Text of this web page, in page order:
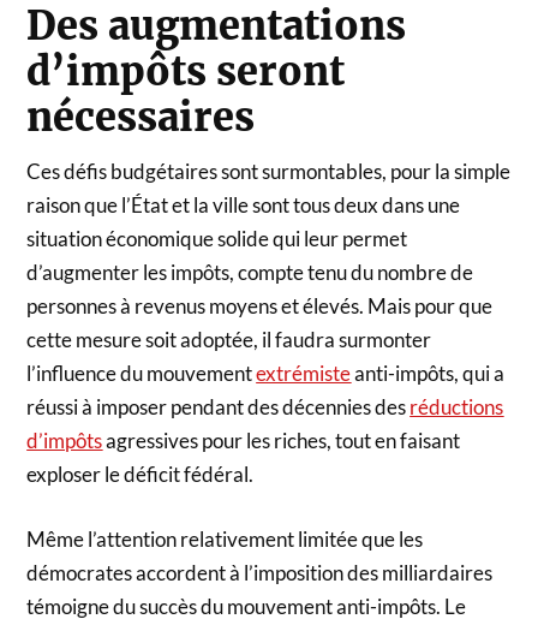
Des augmentations
d’impôts seront
nécessaires
Ces défis budgétaires sont surmontables, pour la simple
raison que l’État et la ville sont tous deux dans une
situation économique solide qui leur permet
d’augmenter les impôts, compte tenu du nombre de
personnes à revenus moyens et élevés. Mais pour que
cette mesure soit adoptée, il faudra surmonter
l’influence du mouvementextrémisteanti-impôts, qui a
réussi à imposer pendant des décennies desréductions
d’impôtsagressives pour les riches, tout en faisant
exploser le déficit fédéral.
Même l’attention relativement limitée que les
démocrates accordent à l’imposition des milliardaires
témoigne du succès du mouvement anti-impôts. Le